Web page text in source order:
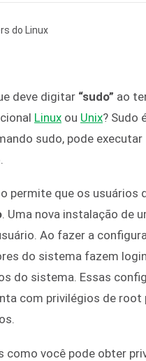
deve digitar “sudo” ao
Linux ou Unix? Sudo
sudo, pode
permite que os
. Uma nova instalação de
Ao fazer a
do sistema fazem
do sistema. Essas
com privilégios de
você pode obter